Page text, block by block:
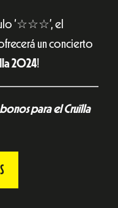
‘☆☆☆’, el
un concierto
2024!
para el Cruïlla